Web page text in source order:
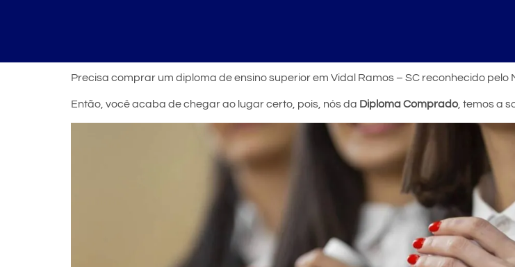
Precisa comprar um diploma de ensino superior em Vidal Ramos – SC reconhecido pelo
Então, você acaba de chegar ao lugar certo, pois, nós da Diploma Comprado, temos a